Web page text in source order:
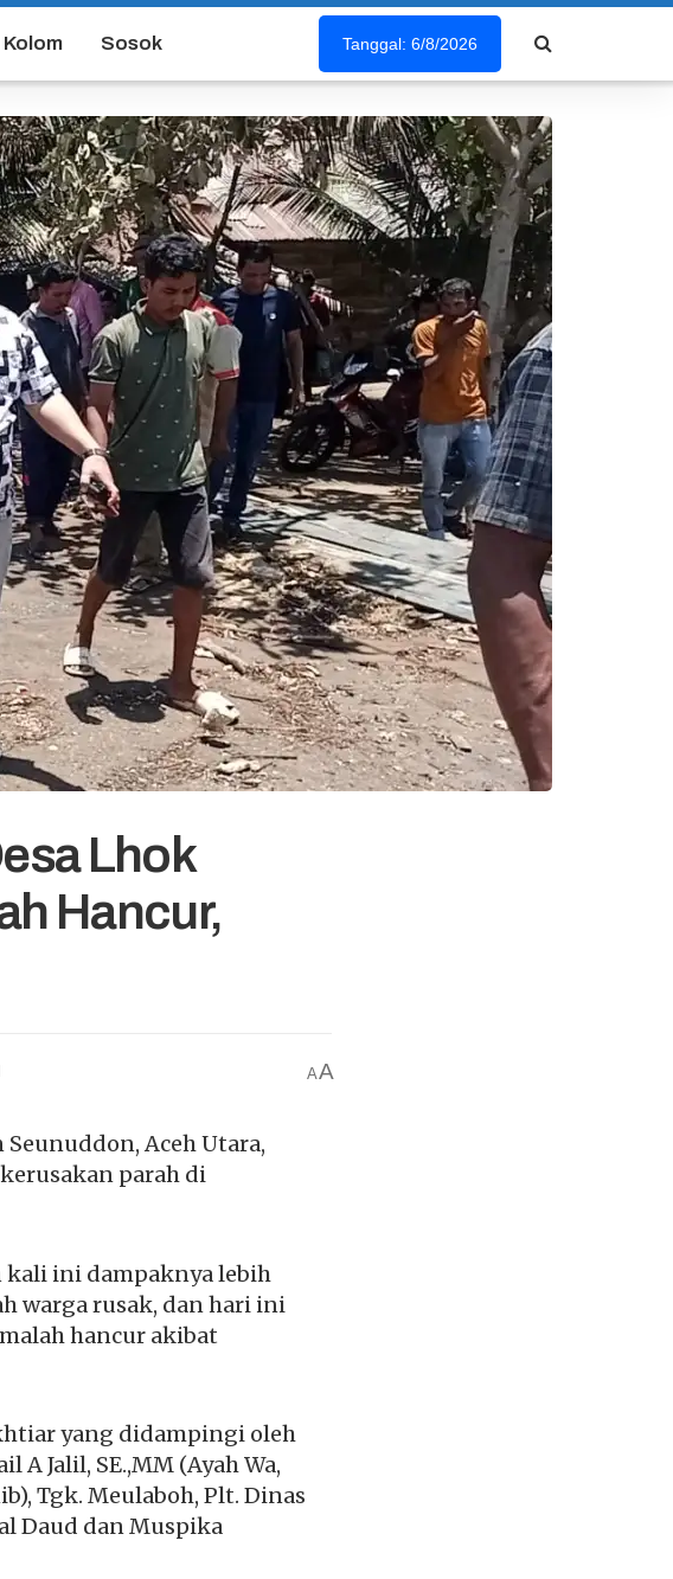
Kolom Sosok Tanggal: 6/8/2026
Lhok
Hancur,
AA
Seunuddon, Aceh Utara,
parah di
kali ini dampaknya lebih
warga rusak, dan hari ini
hancur akibat
yang didampingi oleh
A Jalil, SE.,MM (Ayah Wa,
Tgk. Meulaboh, Plt. Dinas
Daud dan Muspika